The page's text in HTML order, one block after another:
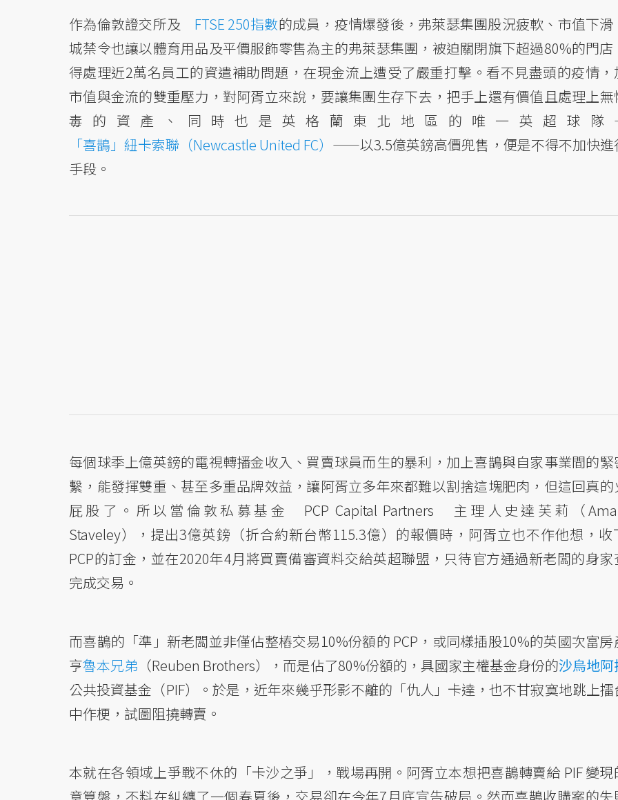
作為倫敦證交所及 FTSE 250指數的成員，疫情爆發後，弗萊瑟集團股況疲軟、市值下滑
城禁令也讓以體育用品及平價服飾零售為主的弗萊瑟集團，被迫關閉旗下超過80%的門店
得處理近2萬名員工的資遣補助問題，在現金流上遭受了嚴重打擊。看不見盡頭的疫情，
市值與金流的雙重壓力，對阿胥立來說，要讓集團生存下去，把手上還有價值且處理上無
毒的資產、同時也是英格蘭東北地區的唯一英超球
「喜鵲」紐卡索聯（Newcastle United FC） ——以3.5億英鎊高價兜售，便是不得不加快進
手段。
每個球季上億英鎊的電視轉播金收入、買賣球員而生的暴利，加上喜鵲與自家事業間的緊
繫，能發揮雙重、甚至多重品牌效益，讓阿胥立多年來都難以割捨這塊肥肉，但這回真的
屁股了。所以當倫敦私募基金 PCP Capital Partners 主理人史達芙莉（
Staveley），提出3億英鎊（折合約新台幣115.3億）的報價時，阿胥立也不作他想，收
PCP的訂金，並在2020年4月將買賣備審資料交給英超聯盟，只待官方通過新老闆的身家
完成交易。
而喜鵲的「準」新老闆並非僅佔整樁交易10%份額的 PCP，或同樣插股10%的英國次富房
亨魯本兄弟 （Reuben Brothers），而是佔了80%份額的，具國家主權基金身份的沙烏地阿
公共投資基金（PIF）。於是，近年來幾乎形影不離的「仇人」卡達，也不甘寂寞地跳上擂
中作梗，試圖阻撓轉賣。
本就在各領域上爭戰不休的「卡沙之爭」，戰場再開。阿胥立本想把喜鵲轉賣給 PIF 變現